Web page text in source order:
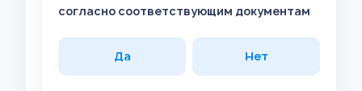
согласно соответствующим документам
Да Нет